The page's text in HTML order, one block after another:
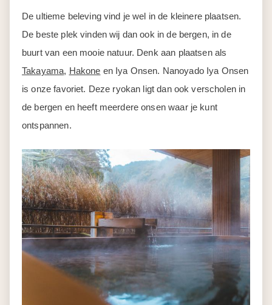
De ultieme beleving vind je wel in de kleinere plaatsen.
De beste plek vinden wij dan ook in de bergen, in de
buurt van een mooie natuur. Denk aan plaatsen als
Takayama, Hakone en Iya Onsen. Nanoyado Iya Onsen
is onze favoriet. Deze ryokan ligt dan ook verscholen in
de bergen en heeft meerdere onsen waar je kunt
ontspannen.